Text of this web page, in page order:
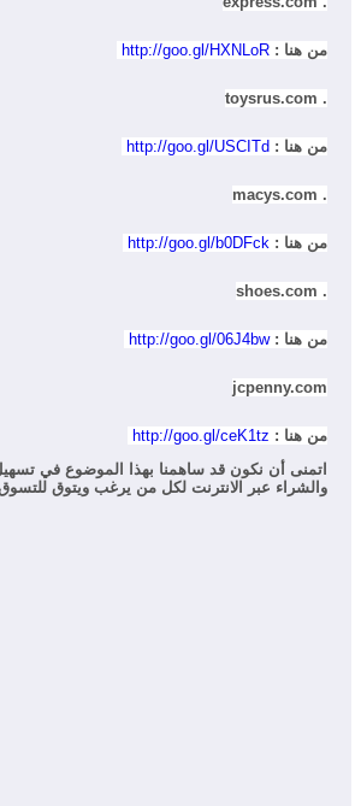
من هنا : http://goo.gl/HXNLoR
. toysrus.com
من هنا : http://goo.gl/USCITd
. macys.com
من هنا : http://goo.gl/b0DFck
. shoes.com
من هنا :http://goo.gl/06J4bw
jcpenny.com
من هنا : http://goo.gl/ceK1tz
اتمنى أن نكون قد ساهمنا بهذا الموضوع في
والشراء عبر الانترنت لكل من يرغب ويتوق للتسوق